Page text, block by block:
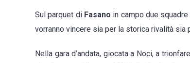
Sul parquet di Fasano in campo due
vorranno vincere sia per la storica rivalità
Nella gara d’andata, giocata a Noci, a